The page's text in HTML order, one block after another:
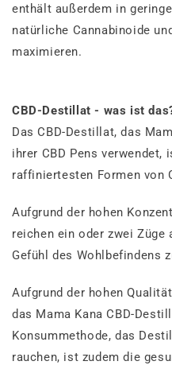
enthält außerdem in
natürliche Cannabinoide
maximieren.
CBD-Destillat - was ist
Das CBD-Destillat, das
ihrer CBD Pens
raffiniertesten Formen von
Aufgrund der hohen
reichen ein oder zwei
Gefühl des Wohlbefindens
Aufgrund der hohen
das Mama Kana CBD-
Konsummethode, das
rauchen, ist zudem die